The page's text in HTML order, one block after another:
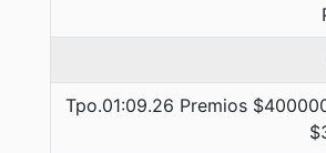
Tpo.01:09.26 Premios